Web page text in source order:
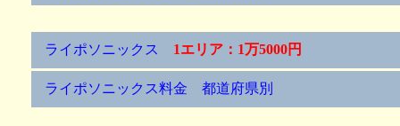
ライポソニックス 1エリア：1万5000円
ライポソニックス料金 都道府県別